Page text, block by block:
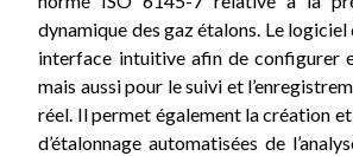
dynamique des gaz étalons. Le
interface intuitive afin de
mais aussi pour le suivi et
réel. Il permet également la création
d’étalonnage automatisées de